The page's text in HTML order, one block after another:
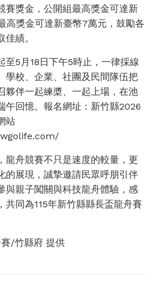
賽獎金，公開組最高獎金可達新
高獎金可達新臺幣7萬元，鼓勵各
績。
至5月18日下午5時止，一律採線
學校、企業、社團及民間隊伍把
夥伴一起練槳、一起上場，在池
午回憶。報名網址：新竹縣2026
站
龍舟競賽不只是速度的較量，更
的展現，誠摯邀請民眾呼朋引伴
與親子闖關與科技龍舟體驗，感
共同為115年新竹縣縣長盃龍舟賽
/竹縣府 提供